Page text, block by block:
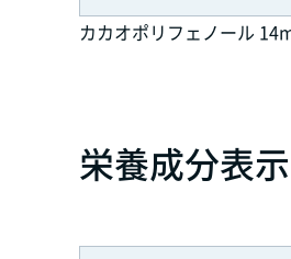
カカオポリフェノール
栄養成分表